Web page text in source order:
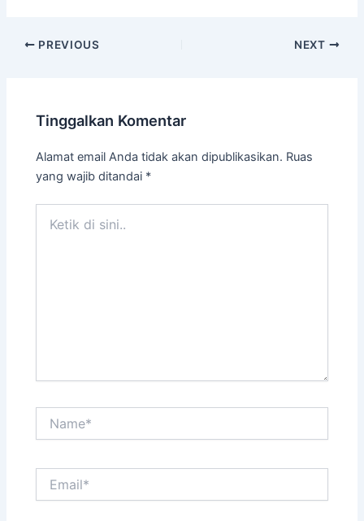
PREVIOUS NEXT
Tinggalkan Komentar
Alamat email Anda tidak akan dipublikasikan. Ruas
yang wajib ditandai *